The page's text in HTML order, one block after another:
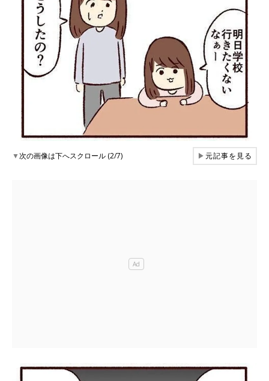
▼次の画像は下へスクロール (2/7) ▶元記事を見る